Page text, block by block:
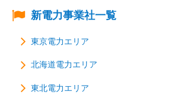
新電力事業社一覧
東京電力エリア
北海道電力エリア
東北電力エリア